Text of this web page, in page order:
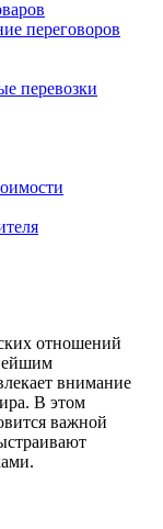
переговоров
перевозки
отношений
внимание
В этом
важной